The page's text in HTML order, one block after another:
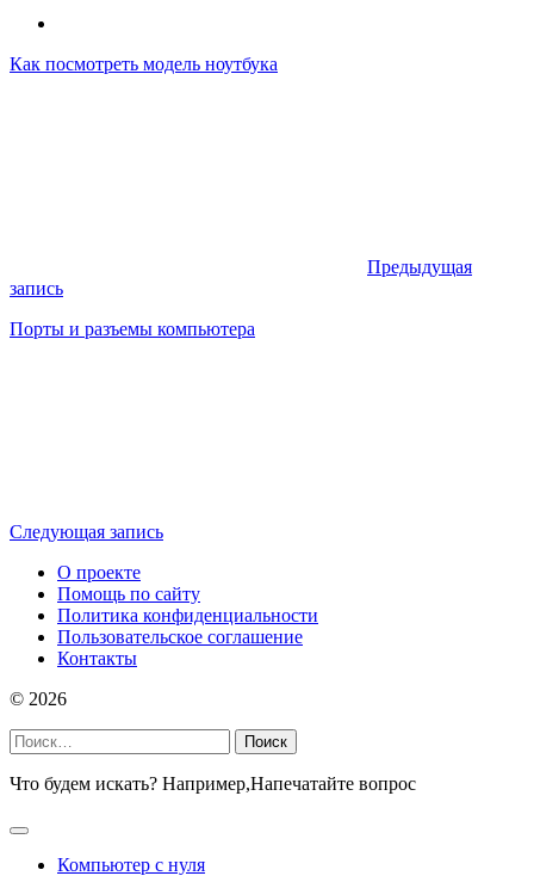
Как посмотреть модель ноутбука
Предыдущая
запись
Порты и разъемы компьютера
Следующая запись
О проекте
Помощь по сайту
Политика конфиденциальности
Пользовательское соглашение
Контакты
© 2026
Найти:
Что будем искать? Например,Напечатайте вопрос
Компьютер с нуля